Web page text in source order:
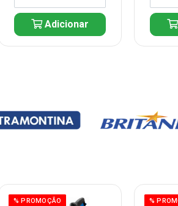
Adicionar
% PROMOÇÃO %